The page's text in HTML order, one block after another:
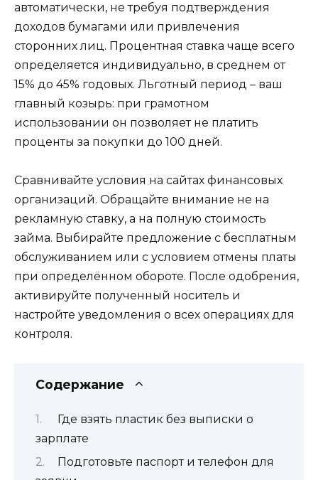
автоматически, не требуя подтверждения
доходов бумагами или привлечения
сторонних лиц. Процентная ставка чаще всего
определяется индивидуально, в среднем от
15% до 45% годовых. Льготный период – ваш
главный козырь: при грамотном
использовании он позволяет не платить
проценты за покупки до 100 дней.
Сравнивайте условия на сайтах финансовых
организаций. Обращайте внимание не на
рекламную ставку, а на полную стоимость
займа. Выбирайте предложение с бесплатным
обслуживанием или с условием отмены платы
при определённом обороте. После одобрения,
активируйте полученный носитель и
настройте уведомления о всех операциях для
контроля.
Содержание
Где взять пластик без выписки о
зарплате
Подготовьте паспорт и телефон для